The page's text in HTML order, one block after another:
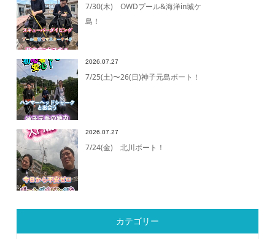
7/30(木) OWDプール&海洋in城ケ
島！
2026.07.27
7/25(土)〜26(日)神子元島ボート！
2026.07.27
7/24(金) 北川ボート！
カテゴリー